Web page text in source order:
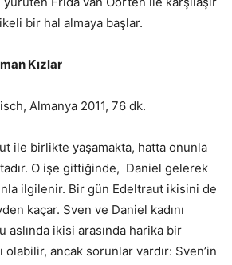
bir hal almaya başlar.
Kızlar
Almanya 2011, 76 dk.
ile birlikte yaşamakta, hatta onunla
O işe gittiğinde, Daniel gelerek
ilgilenir. Bir gün Edeltraut ikisini de
kaçar. Sven ve Daniel kadını
aslında ikisi arasında harika bir
olabilir, ancak sorunlar vardır: Sven’in